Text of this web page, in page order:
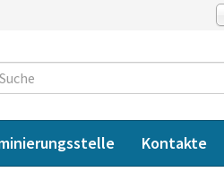
Kontakte